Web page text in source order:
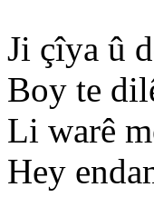
Ji çîya û
Boy te
Li warê
Hey